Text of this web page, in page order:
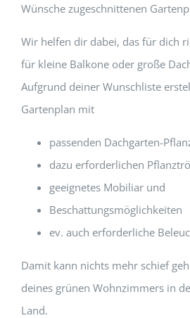
Wünsche zugeschnittenen
Wir helfen dir dabei, das für dich
für kleine Balkone oder große
Aufgrund deiner Wunschliste
Gartenplan mit
passenden Dachgarten-
dazu erforderlichen
geeignetes Mobiliar und
Beschattungsmöglichkeiten
ev. auch erforderliche
Damit kann nichts mehr schief
deines grünen Wohnzimmers in
Land.